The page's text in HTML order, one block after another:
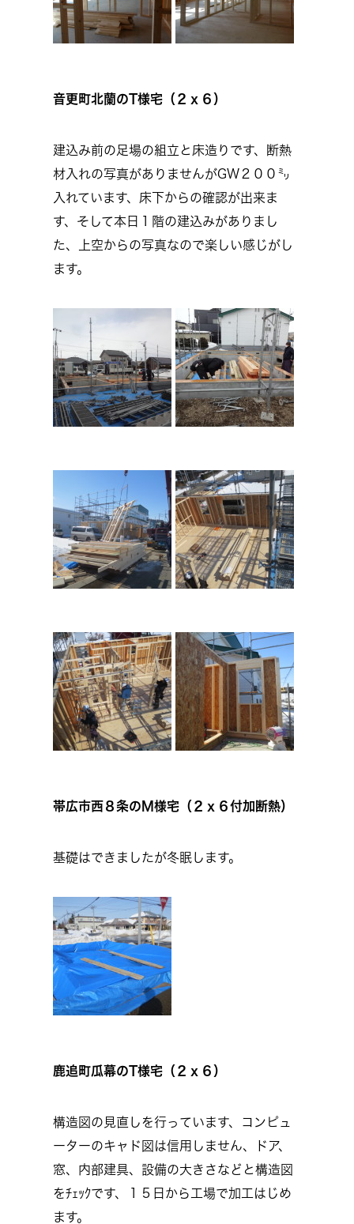
音更町北蘭のT様宅（２ｘ６）
建込み前の足場の組立と床造りです、断熱
材入れの写真がありませんがGW２００㍉
入れています、床下からの確認が出来ま
す、そして本日１階の建込みがありまし
た、上空からの写真なので楽しい感じがし
ます。
帯広市西８条のM様宅（２ｘ６付加断熱）
基礎はできましたが冬眠します。
鹿追町瓜幕のT様宅（２ｘ６）
構造図の見直しを行っています、コンピュ
ーターのキャド図は信用しません、ドア、
窓、内部建具、設備の大きさなどと構造図
をﾁｪｯｸです、１５日から工場で加工はじめ
ます。